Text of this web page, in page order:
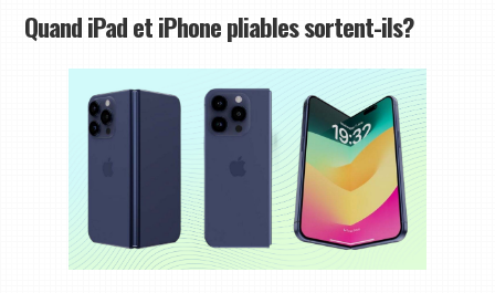
Quand iPad et iPhone pliables sortent-ils?